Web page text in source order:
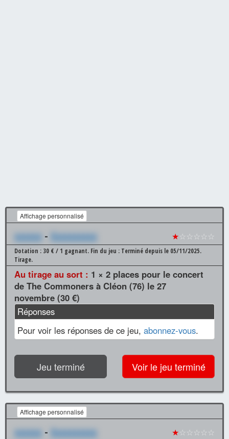
Affichage personnalisé
xxxxxx - Xxxxxxxxxx ★☆☆☆☆☆
Dotation : 30 € / 1 gagnant. Fin du jeu : Terminé depuis le 05/11/2025.
Tirage.
Au tirage au sort : 1 × 2 places pour le concert
de The Commoners à Cléon (76) le 27
novembre (30 €)
Réponses
Pour voir les réponses de ce jeu, abonnez-vous.
Jeu terminé Voir le jeu terminé
Affichage personnalisé
xxxxxx - Xxxxxxxxxx ★☆☆☆☆☆